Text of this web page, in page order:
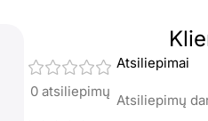
0 atsiliepimų
Atsiliepimai
Atsiliepimų